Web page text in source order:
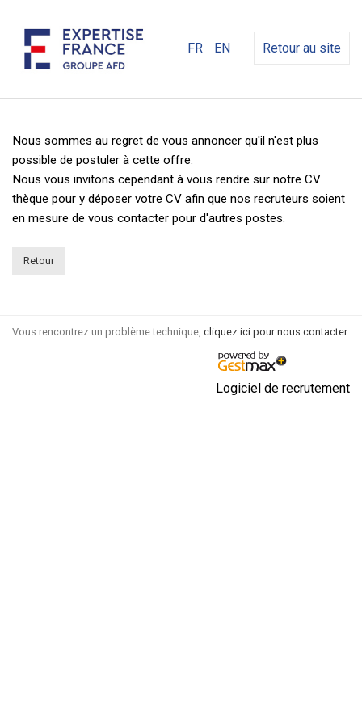
FR EN Retour au site
Nous sommes au regret de vous annoncer qu'il n'est plus
possible de postuler à cette offre.
Nous vous invitons cependant à vous rendre sur notre CV
thèque pour y déposer votre CV afin que nos recruteurs soient
en mesure de vous contacter pour d'autres postes.
Retour
Vous rencontrez un problème technique, cliquez ici pour nous contacter.
Logiciel de recrutement